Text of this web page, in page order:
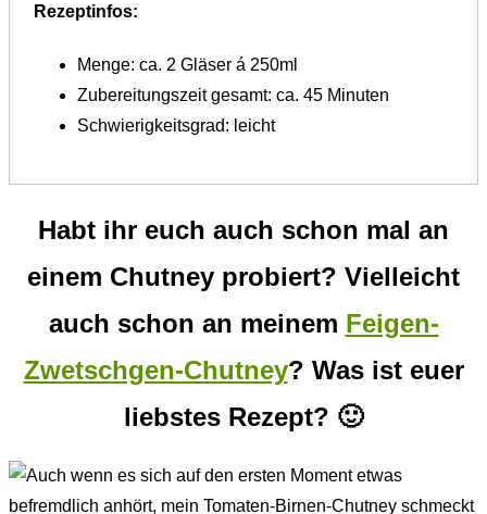
Rezeptinfos:
Menge: ca. 2 Gläser á 250ml
Zubereitungszeit gesamt: ca. 45 Minuten
Schwierigkeitsgrad: leicht
Habt ihr euch auch schon mal an
einem Chutney probiert? Vielleicht
auch schon an meinem Feigen-
Zwetschgen-Chutney? Was ist euer
liebstes Rezept? 🙂